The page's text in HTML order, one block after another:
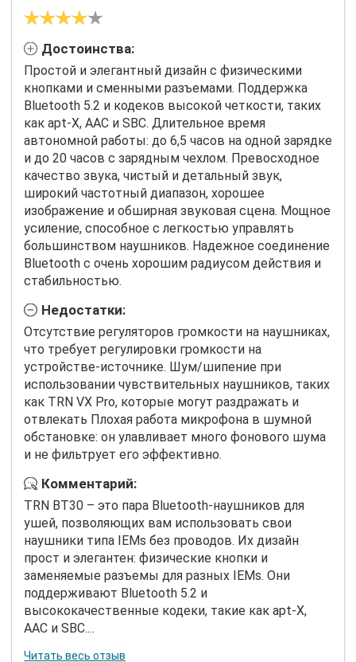
Достоинства:
Простой и элегантный дизайн с физическими
кнопками и сменными разъемами. Поддержка
Bluetooth 5.2 и кодеков высокой четкости, таких
как apt-X, AAC и SBC. Длительное время
автономной работы: до 6,5 часов на одной зарядке
и до 20 часов с зарядным чехлом. Превосходное
качество звука, чистый и детальный звук,
широкий частотный диапазон, хорошее
изображение и обширная звуковая сцена. Мощное
усиление, способное с легкостью управлять
большинством наушников. Надежное соединение
Bluetooth с очень хорошим радиусом действия и
стабильностью.
Недостатки:
Отсутствие регуляторов громкости на наушниках,
что требует регулировки громкости на
устройстве-источнике. Шум/шипение при
использовании чувствительных наушников, таких
как TRN VX Pro, которые могут раздражать и
отвлекать Плохая работа микрофона в шумной
обстановке: он улавливает много фонового шума
и не фильтрует его эффективно.
Комментарий:
TRN BT30 – это пара Bluetooth-наушников для
ушей, позволяющих вам использовать свои
наушники типа IEMs без проводов. Их дизайн
прост и элегантен: физические кнопки и
заменяемые разъемы для разных IEMs. Они
поддерживают Bluetooth 5.2 и
высококачественные кодеки, такие как apt-X,
AAC и SBC....
Читать весь отзыв